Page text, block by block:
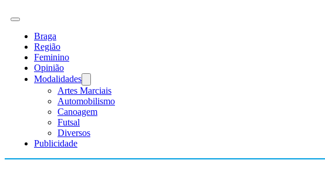
Braga
Região
Feminino
Opinião
Modalidades
Artes Marciais
Automobilismo
Canoagem
Futsal
Diversos
Publicidade